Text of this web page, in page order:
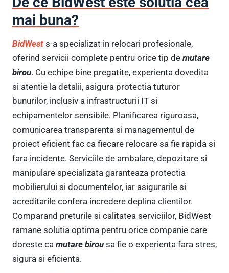
mai buna?
BidWest s-a specializat in relocari profesionale,
oferind servicii complete pentru orice tip de mutare
birou. Cu echipe bine pregatite, experienta dovedita
si atentie la detalii, asigura protectia tuturor
bunurilor, inclusiv a infrastructurii IT si
echipamentelor sensibile. Planificarea riguroasa,
comunicarea transparenta si managementul de
proiect eficient fac ca fiecare relocare sa fie rapida si
fara incidente. Serviciile de ambalare, depozitare si
manipulare specializata garanteaza protectia
mobilierului si documentelor, iar asigurarile si
acreditarile confera incredere deplina clientilor.
Comparand preturile si calitatea serviciilor, BidWest
ramane solutia optima pentru orice companie care
doreste ca mutare birou sa fie o experienta fara stres,
sigura si eficienta.